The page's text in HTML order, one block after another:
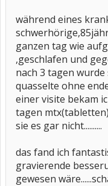
während eines
ganzen tag wie
,geschlafen und
nach 3 tagen
quasselte ohne
einer visite bekam
tagen
sie es gar nicht..........
das fand ich
gravierende
gewesen